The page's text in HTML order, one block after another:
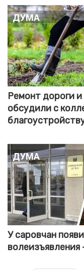
Дума
Ремонт дороги
обсудили с
Дума
У саровчан
волеизъявления